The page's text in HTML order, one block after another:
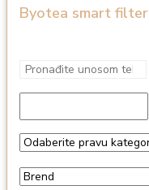
Byotea smart filter